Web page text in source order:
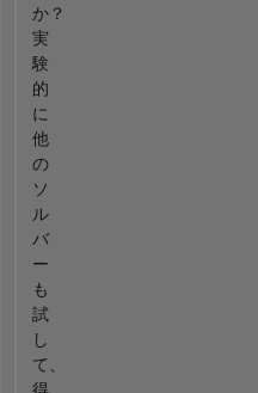
か？
実
験
的
に
他
の
ソ
ル
バ
ー
も
試
し
て、